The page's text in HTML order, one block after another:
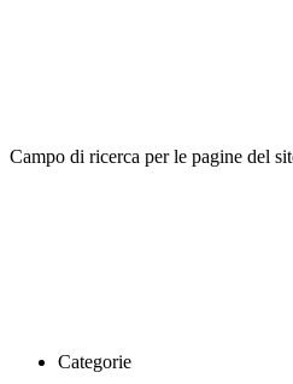
Campo di ricerca per le pagine del
Categorie